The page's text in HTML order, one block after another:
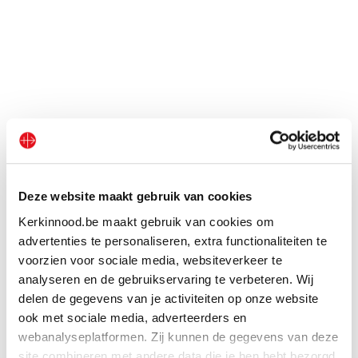
Deze website maakt gebruik van cookies
Kerkinnood.be maakt gebruik van cookies om
advertenties te personaliseren, extra functionaliteiten te
voorzien voor sociale media, websiteverkeer te
analyseren en de gebruikservaring te verbeteren. Wij
delen de gegevens van je activiteiten op onze website
ook met sociale media, adverteerders en
webanalyseplatformen. Zij kunnen de gegevens van deze
Andere nieuwsberichten